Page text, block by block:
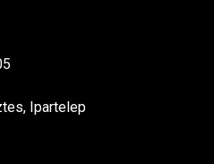
Ipartelep